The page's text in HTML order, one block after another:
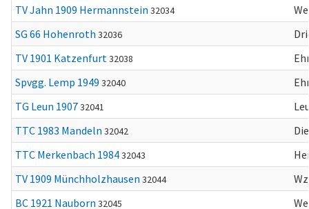
TV Jahn 1909 Hermannstein 32034
SG 66 Hohenroth 32036
TV 1901 Katzenfurt32038
Spvgg. Lemp 1949 32040
TG Leun 190732041
TTC 1983 Mandeln 32042
TTC Merkenbach 198432043
TV 1909 Münchholzhausen 32044
BC 1921 Nauborn 32045